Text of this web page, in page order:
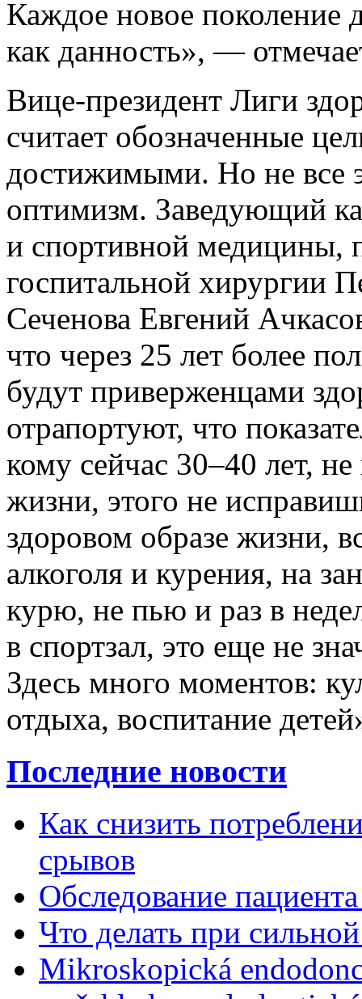
Каждое новое поколение
как данность», —
Вице-президент Лиги
считает обозначенные
достижимыми. Но не все
оптимизм. Заведующий
и спортивной медицины,
госпитальной
Сеченова Евгений
что через 25 лет более
будут приверженцами
отрапортуют, что
кому сейчас 30–40 лет,
жизни, этого не
здоровом образе жизни,
алкоголя и курения, на
курю, не пью и раз в
в спортзал, это еще не
Здесь много моментов:
отдыха, воспитание
Последние новости
Как снизить
срывов
Обследование
Что делать при
Mikroskopická